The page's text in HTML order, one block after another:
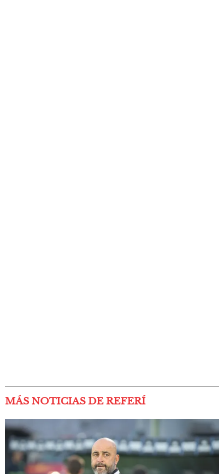
MÁS NOTICIAS DE REFERÍ